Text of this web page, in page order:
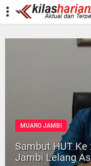
-->
MUARO JAMBI
Sambut HUT
Jambi Lelang